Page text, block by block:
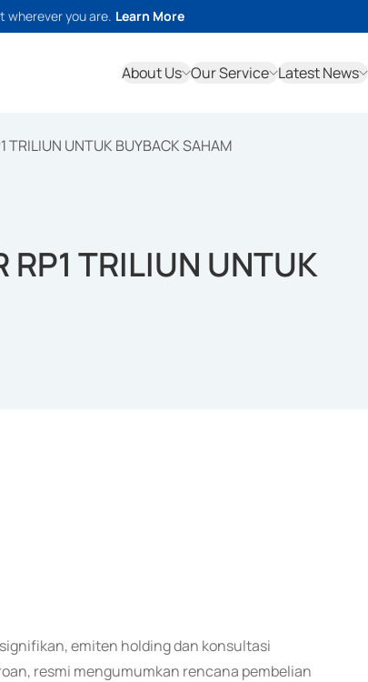
you are. Learn More
About Us Our Service Latest News
TRILIUN UNTUK BUYBACK SAHAM
RP1 TRILIUN UNTUK
emiten holding dan konsultasi
resmi mengumumkan rencana pembelian